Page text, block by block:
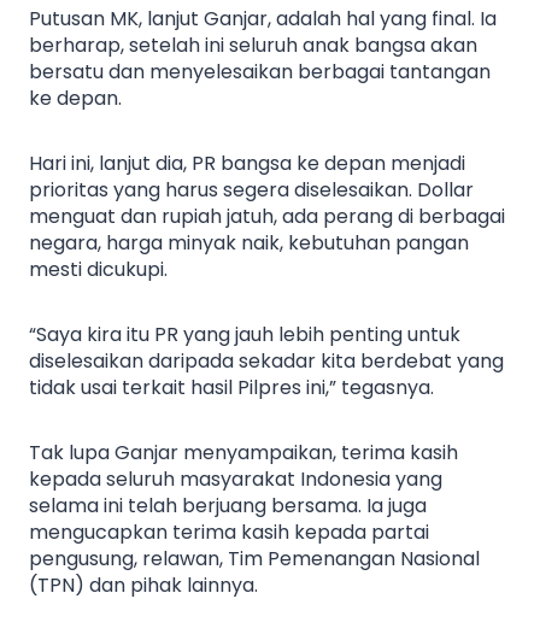
Putusan MK, lanjut Ganjar, adalah hal yang final. Ia
berharap, setelah ini seluruh anak bangsa akan
bersatu dan menyelesaikan berbagai tantangan
ke depan.
Hari ini, lanjut dia, PR bangsa ke depan menjadi
prioritas yang harus segera diselesaikan. Dollar
menguat dan rupiah jatuh, ada perang di berbagai
negara, harga minyak naik, kebutuhan pangan
mesti dicukupi.
“Saya kira itu PR yang jauh lebih penting untuk
diselesaikan daripada sekadar kita berdebat yang
tidak usai terkait hasil Pilpres ini,” tegasnya.
Tak lupa Ganjar menyampaikan, terima kasih
kepada seluruh masyarakat Indonesia yang
selama ini telah berjuang bersama. Ia juga
mengucapkan terima kasih kepada partai
pengusung, relawan, Tim Pemenangan Nasional
(TPN) dan pihak lainnya.